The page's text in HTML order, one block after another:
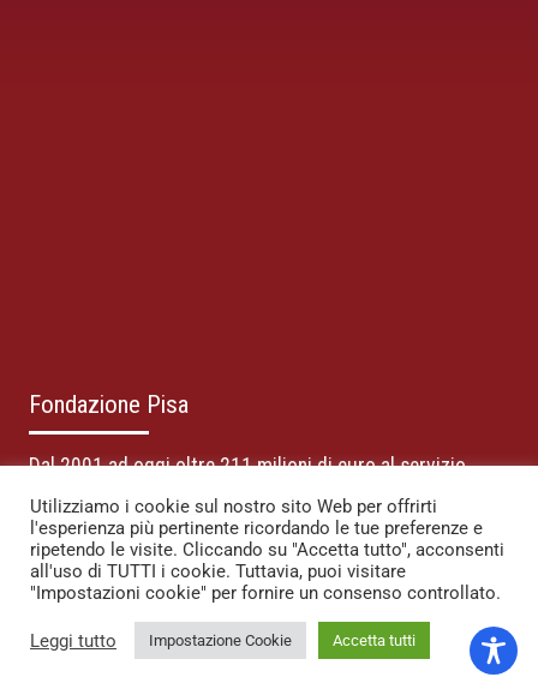
Fondazione Pisa
Dal 2001 ad oggi oltre 211 milioni di euro al servizio
dello sviluppo della società
La Fondazione sostiene lo sviluppo sociale del territorio di
riferimento con i redditi derivanti dal proprio patrimonio.
Fondazione Pisa
Via Pietro Toselli, 29, 56125 – Pisa
Utilizziamo i cookie sul nostro sito Web per offrirti
l'esperienza più pertinente ricordando le tue preferenze e
ripetendo le visite. Cliccando su "Accetta tutto", acconsenti
all'uso di TUTTI i cookie. Tuttavia, puoi visitare
"Impostazioni cookie" per fornire un consenso controllato.
Leggi tutto Impostazione Cookie Accetta tutti